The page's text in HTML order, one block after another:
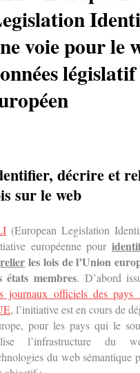
voie pour le
législatif
décrire et
sur le web
(European Legislation
européenne pour
relier les lois de l’Union
états membres. D’abord
journaux officiels des pays
, l’initiative est en cours de
pour les pays qui le
l’infrastructure du
du web sémantique